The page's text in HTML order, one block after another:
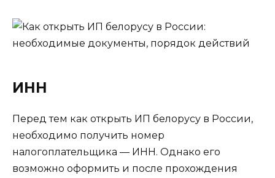
ИНН
Перед тем как открыть ИП белорусу в России,
необходимо получить номер
налогоплательщика — ИНН. Однако его
возможно оформить и после прохождения